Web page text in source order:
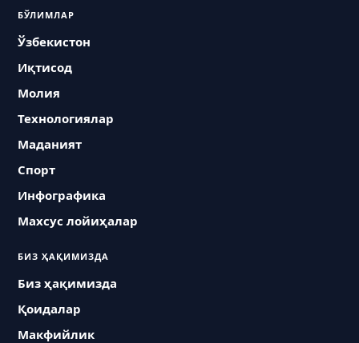
БЎЛИМЛАР
Ўзбекистон
Иқтисод
Молия
Технологиялар
Маданият
Спорт
Инфографика
Махсус лойиҳалар
БИЗ ҲАҚИМИЗДА
Биз ҳақимизда
Қоидалар
Макфийлик